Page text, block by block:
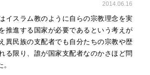
2014.06.16
イスラム教のように自らの宗教理念を実
推進する国家が必要であるという考えが
異民族の支配者でも自分たちの宗教や歴
る限り、誰が国家支配者なのかさほど問